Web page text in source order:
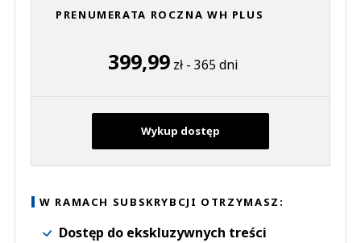
PRENUMERATA ROCZNA WH PLUS
399,99zł - 365 dni
Wykup dostęp
W RAMACH SUBSKRYBCJI OTRZYMASZ:
Dostęp do ekskluzywnych treści